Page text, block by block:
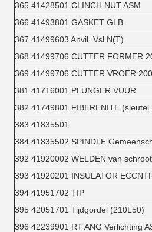
365 41428501 CLINCH NUT ASM
366 41493801 GASKET GLB
367 41499603 Anvil, Vsl N(T)
368 41499706 CUTTER
369 41499706 CUTTER VROER.200
381 41716001 PLUNGER VUUR
382 41749801 FIBERENITE
383 41835501
384 41835502 SPINDLE
392 41920002 WELDEN van
393 41920201 INSULATOR
394 41951702 TIP
395 42051701 Tijdgordel (210L50)
396 42239901 RT ANG Verlichting